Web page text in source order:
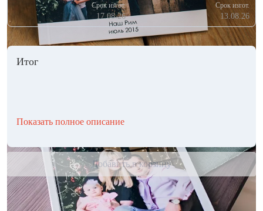
Срок изгот.
17.08.26
Срок изгот.
13.08.26
Итог
Показать полное описание
Добавить в корзину